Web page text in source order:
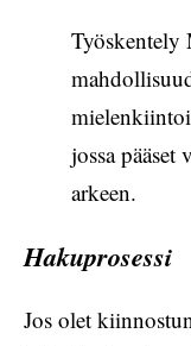
Työskentely
jossa pääset
arkeen.
Hakuprosessi
Jos olet